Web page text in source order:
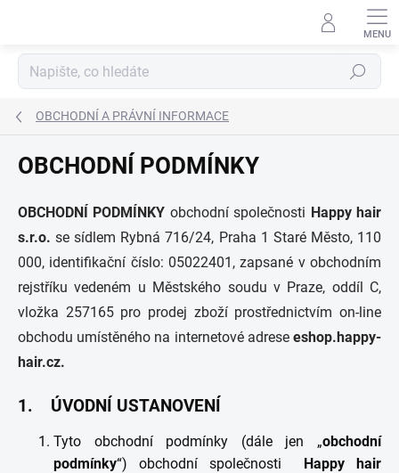
Hledat
OBCHODNÍ A PRÁVNÍ INFORMACE
OBCHODNÍ PODMÍNKY
OBCHODNÍ PODMÍNKY obchodní společnosti Happy hair
s.r.o. se sídlem Rybná 716/24, Praha 1 Staré Město, 110
000, identifikační číslo: 05022401, zapsané v obchodním
rejstříku vedeném u Městského soudu v Praze, oddíl C,
vložka 257165 pro prodej zboží prostřednictvím on-line
obchodu umístěného na internetové adrese eshop.happy-
hair.cz.
1. ÚVODNÍ USTANOVENÍ
Tyto obchodní podmínky (dále jen „obchodní
podmínky“) obchodní společnosti Happy hair